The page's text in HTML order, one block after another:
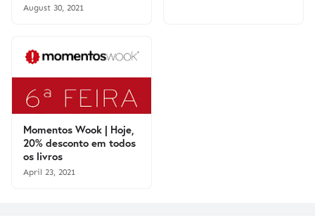
August 30, 2021
Momentos Wook | Hoje,
20% desconto em todos
os livros
April 23, 2021